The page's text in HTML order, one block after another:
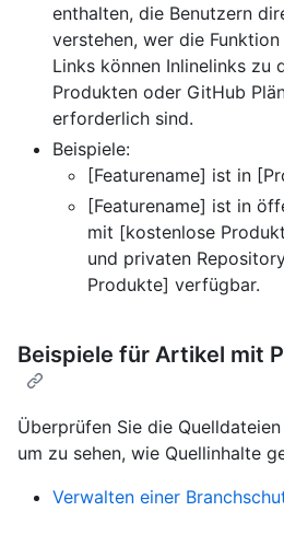
enthalten, die Benutzern
verstehen, wer die
Links können Inlinelinks zu
Produkten oder GitHub
erforderlich sind.
Beispiele:
[Featurename] ist in
[Featurename] ist in
mit [kostenlose
und privaten
Produkte] verfügbar.
Beispiele für Artikel mit
Überprüfen Sie die
um zu sehen, wie Quellinhalte
Verwalten einer